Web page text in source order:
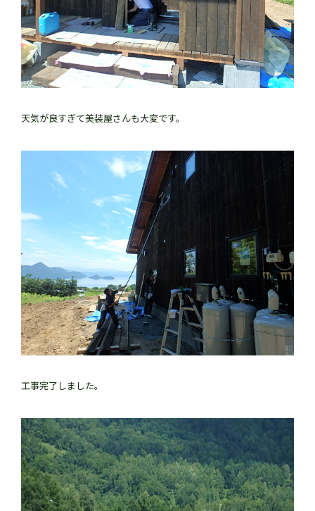
天気が良すぎて美装屋さんも大変です。
工事完了しました。